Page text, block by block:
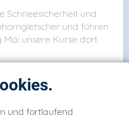
Schneesicherheit und
und führen
Mai unsere Kurse dort
den
den Erwachsenen
und fortlaufend